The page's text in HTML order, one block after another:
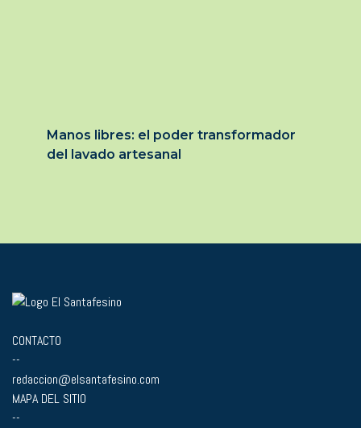
Manos libres: el poder transformador
del lavado artesanal
CONTACTO
--
redaccion@elsantafesino.com
MAPA DEL SITIO
--